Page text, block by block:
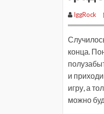
IggRock
конца.
и
игру, а
можно